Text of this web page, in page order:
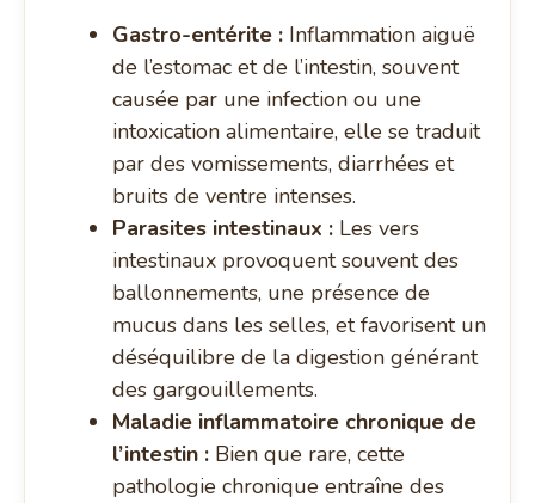
Gastro-entérite : Inflammation aiguë
de l’estomac et de l’intestin, souvent
causée par une infection ou une
intoxication alimentaire, elle se traduit
par des vomissements, diarrhées et
bruits de ventre intenses.
Parasites intestinaux : Les vers
intestinaux provoquent souvent des
ballonnements, une présence de
mucus dans les selles, et favorisent un
déséquilibre de la digestion générant
des gargouillements.
Maladie inflammatoire chronique de
l’intestin : Bien que rare, cette
pathologie chronique entraîne des